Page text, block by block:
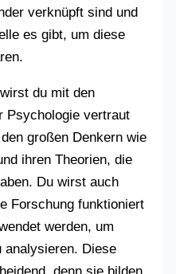
verknüpft sind und
es gibt, um diese
du mit den
Psychologie vertraut
großen Denkern wie
ihren Theorien, die
Du wirst auch
Forschung funktioniert
werden, um
analysieren. Diese